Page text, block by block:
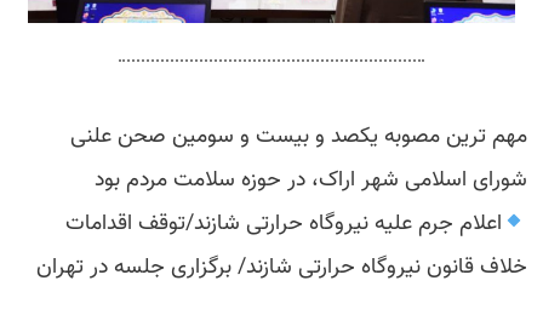
مهم ترین مصوبه یکصد و بیست و سومین صحن علنی
شورای اسلامی شهر اراک، در حوزه سلامت مردم بود
اعلام جرم علیه نیروگاه حرارتی شازند/توقف اقدامات
خلاف قانون نیروگاه حرارتی شازند/ برگزاری جلسه در تهران